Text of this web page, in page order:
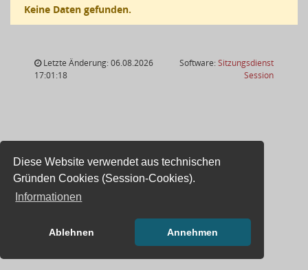
Diese Website verwendet aus technischen
Gründen Cookies (Session-Cookies).
Informationen
Ablehnen Annehmen
Keine Daten gefunden.
Letzte Änderung: 06.08.2026
17:01:18
Software:Sitzungsdienst
Session(Wird in